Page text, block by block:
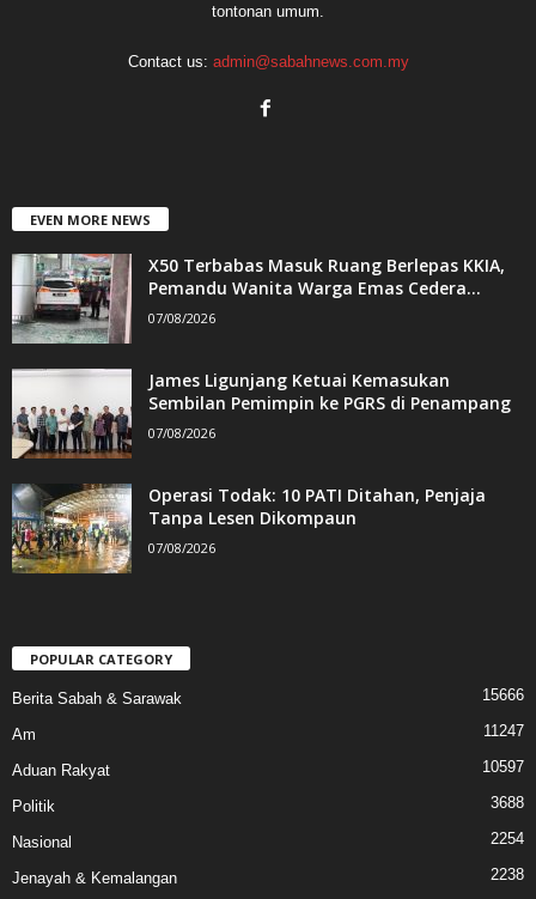
tontonan umum.
Contact us: admin@sabahnews.com.my
EVEN MORE NEWS
X50 Terbabas Masuk Ruang Berlepas KKIA,
Pemandu Wanita Warga Emas Cedera...
07/08/2026
James Ligunjang Ketuai Kemasukan
Sembilan Pemimpin ke PGRS di Penampang
07/08/2026
Operasi Todak: 10 PATI Ditahan, Penjaja
Tanpa Lesen Dikompaun
07/08/2026
POPULAR CATEGORY
Berita Sabah & Sarawak 15666
Am 11247
Aduan Rakyat 10597
Politik 3688
Nasional 2254
Jenayah & Kemalangan 2238